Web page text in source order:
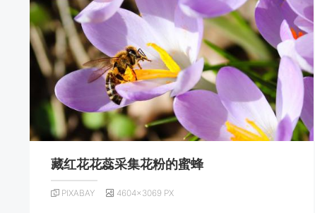
藏红花花蕊采集花粉的蜜蜂
PIXABAY 4604×3069 PX